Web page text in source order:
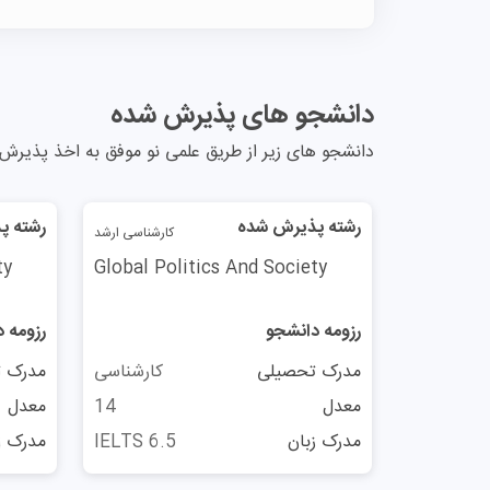
دانشجو های پذیرش شده
دانشجو های زیر از طریق علمی نو موفق به اخذ
رشته پذیرش شده کارشناسی ارشد
Global Politics And Society
رزومه دانشجو
مدرک تحصیلی
کارشناسی
معدل
14
مدرک زبان
IELTS 6.5
رشته
مدرک
معدل
مدرک